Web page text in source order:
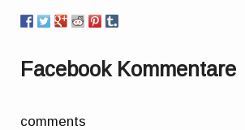
Facebook Kommentare
comments